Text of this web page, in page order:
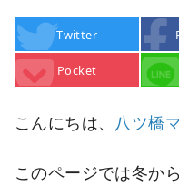
Twitter
Pocket
こんにちは、 八ツ橋
このページでは冬か